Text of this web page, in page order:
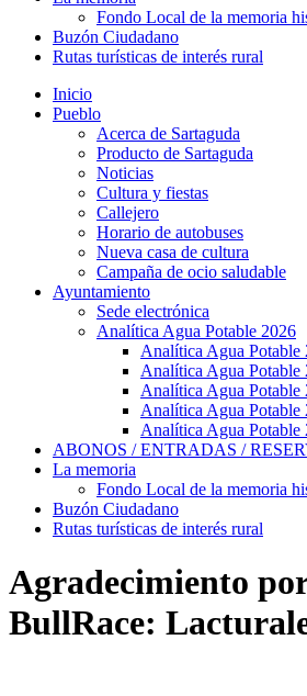
Fondo Local de la memoria
Buzón Ciudadano
Rutas turísticas de interés rural
Inicio
Pueblo
Acerca de Sartaguda
Producto de Sartaguda
Noticias
Cultura y fiestas
Callejero
Horario de autobuses
Nueva casa de cultura
Campaña de ocio saludable
Ayuntamiento
Sede electrónica
Analítica Agua Potable 2026
Analítica Agua Potable
Analítica Agua Potable
Analítica Agua Potable
Analítica Agua Potable
Analítica Agua Potable
ABONOS / ENTRADAS /
La memoria
Fondo Local de la memoria
Buzón Ciudadano
Rutas turísticas de interés rural
Agradecimiento
BullRace: